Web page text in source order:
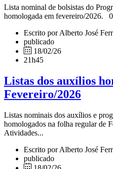
Lista nominal de bolsistas do
homologada em fevereiro/2026.
Escrito por Alberto José
publicado
18/02/26
21h45
Listas dos auxílios
Fevereiro/2026
Listas nominais dos auxílios e
homologados na folha regular
Atividades...
Escrito por Alberto José
publicado